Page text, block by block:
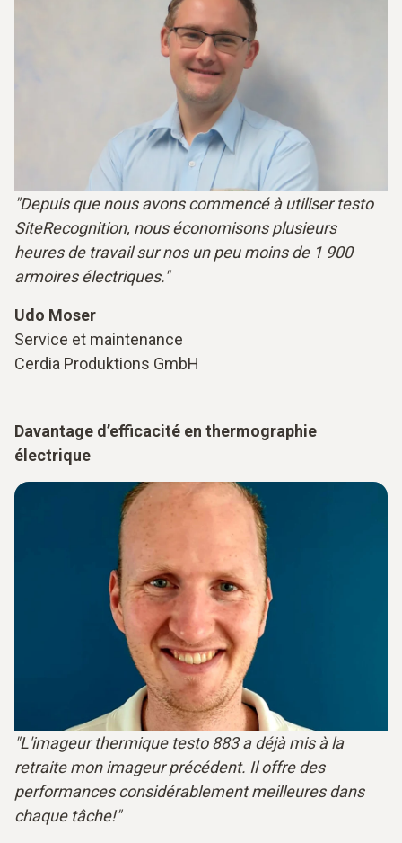
"Depuis que nous avons commencé à utiliser testo
SiteRecognition, nous économisons plusieurs
heures de travail sur nos un peu moins de 1 900
armoires électriques."
Udo Moser
Service et maintenance
Cerdia Produktions GmbH
Davantage d’efficacité en thermographie
électrique
"L'imageur thermique testo 883 a déjà mis à la
retraite mon imageur précédent. Il offre des
performances considérablement meilleures dans
chaque tâche!"